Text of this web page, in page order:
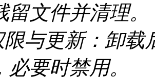
留文件并清理。
与更新：卸载
要时禁用。